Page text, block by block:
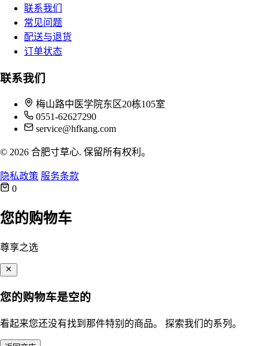
联系我们
常见问题
配送与退货
订单状态
联系我们
梅山路中医学院东区20栋105室
0551-62627290
service@hfkang.com
© 2026 合肥寸草心. 保留所有权利。
隐私政策 服务条款
0
您的购物车
尊享之选
您的购物车是空的
看起来您还没有找到那件特别的商品。 探索我们的系列。